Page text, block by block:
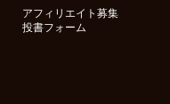
アフィリエイト募集
投書フォーム